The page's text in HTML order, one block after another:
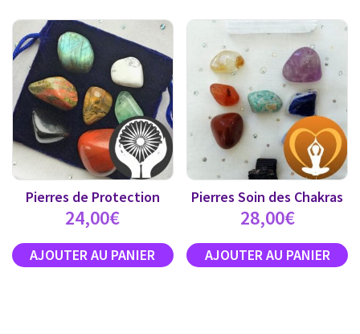
Pierres de Protection
24,00€
Pierres Soin des Chakras
28,00€